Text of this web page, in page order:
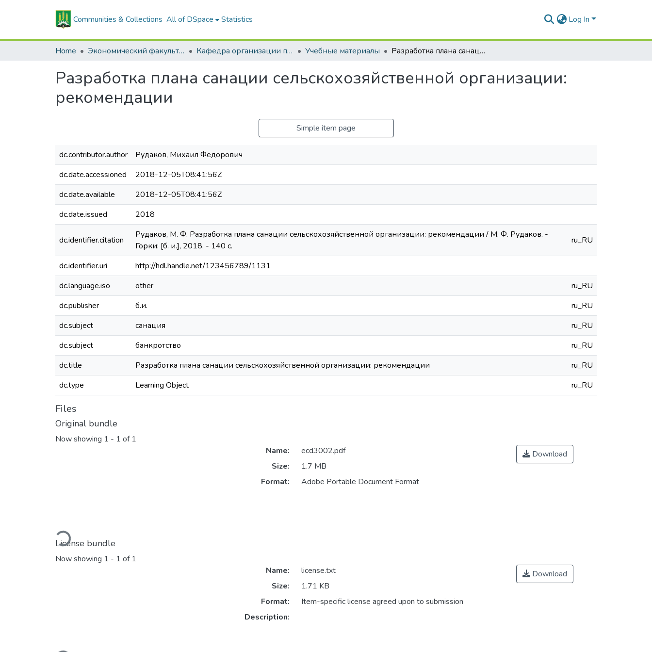
Communities & Collections All of DSpace Statistics Log In
Home Экономический факультет Кафедра организации производства в АПК Учебные материалы Разработка плана санации сельскохозяйственной организации: рекомендации
Разработка плана санации сельскохозяйственной организации:
рекомендации
Simple item page
dc.contributor.author
Рудаков, Михаил Федорович
dc.date.accessioned
2018-12-05T08:41:56Z
dc.date.available
2018-12-05T08:41:56Z
dc.date.issued
2018
dc.identifier.citation
Рудаков, М. Ф. Разработка плана санации сельскохозяйственной организации: рекомендации / М. Ф. Рудаков. -
Горки: [б. и.], 2018. - 140 с.
ru_RU
dc.identifier.uri
http://hdl.handle.net/123456789/1131
dc.language.iso
other
ru_RU
dc.publisher
б.и.
ru_RU
dc.subject
санация
ru_RU
dc.subject
банкротство
ru_RU
dc.title
Разработка плана санации сельскохозяйственной организации: рекомендации
ru_RU
dc.type
Learning Object ru_RU
Files
Original bundle
Now showing 1 - 1 of 1
Loading...
Name:
ecd3002.pdf
Size:
1.7 MB
Format:
Adobe Portable Document Format
Download
License bundle
Now showing 1 - 1 of 1
Name:
license.txt
Size:
1.71 KB
Format:
Item-specific license agreed upon to submission
Description:
Download